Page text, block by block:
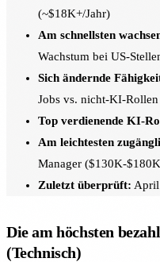
(~$18K+/Jahr)
Am schnellsten
Wachstum bei US-
Sich ändernde
Jobs vs. nicht-KI-Rollen
Top verdienende KI-
Am leichtesten
Manager ($130K-
Zuletzt überprüft:
Die am höchsten
(Technisch)